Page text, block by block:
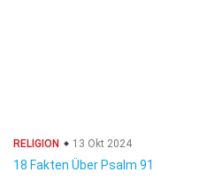
RELIGION 13 Okt 2024
18 Fakten Über Psalm 91